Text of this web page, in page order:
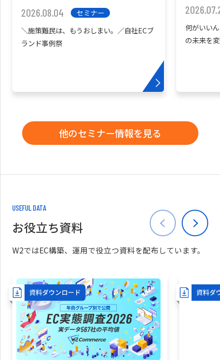
2026.08.04
セミナー
＼施策難民は、もうおしまい。／自社ECブ
ランド事例祭
何がいい
の未来を
他のセミナー情報を見る
USEFUL DATA
お役立ち資料
W2ではEC構築、運用で役立つ資料を配布しています。